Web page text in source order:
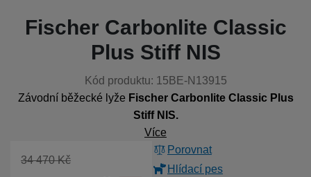
Fischer Carbonlite Classic
Plus Stiff NIS
Kód produktu: 15BE-N13915
Závodní běžecké lyže Fischer Car­bonlite Classic Plus
Stiff NIS.
Více
Původní cena
34 470Kč
Porovnat
Hlídací pes